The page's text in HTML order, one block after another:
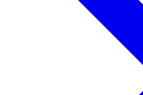
toegankelijk
stembureau
aanwezig is